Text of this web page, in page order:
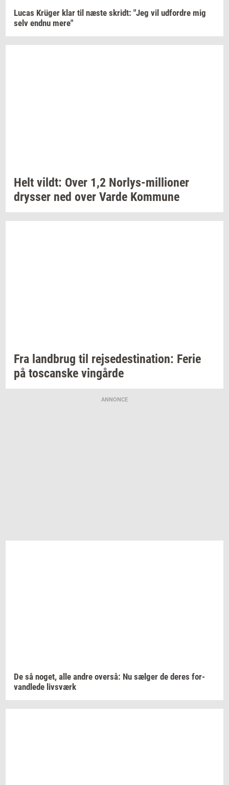
Lucas Krüger klar til næste skridt: "Jeg vil ud­for­dre mig
selv endnu mere"
Helt vildt: Over 1,2 Norlys-​millioner
drys­ser ned over Varde Kom­mu­ne
Fra land­brug til rej­se­desti­na­tion: Ferie
på toscan­ske vin­går­de
ANNONCE
De så noget, alle andre over­så: Nu sæl­ger de deres for­
vand­le­de livs­værk